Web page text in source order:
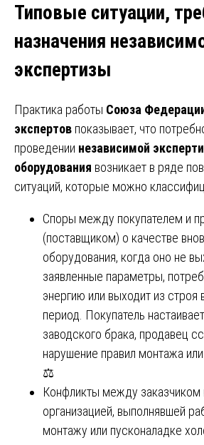
Типовые ситуации,
назначения
экспертизы
Практика работы Союза
экспертов показывает, что
проведении независимой
оборудования возникает в ряде
ситуаций, которые можно
Споры между покупателем и
(поставщиком) о качестве
оборудования, когда оно не
заявленные параметры,
энергию или выходит из строя
период. Покупатель
заводского брака, продавец
нарушение правил монтажа
⚖️
Конфликты между заказчиком
организацией, выполнявшей
монтажу или пусконаладке